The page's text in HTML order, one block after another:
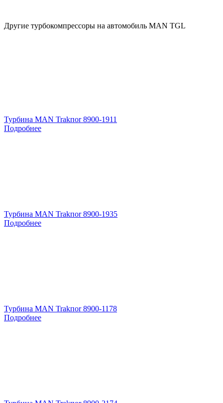
Другие турбокомпрессоры на автомобиль MAN TGL
Турбина MAN Trakпоr 8900-1911
Подробнее
Турбина MAN Trakпоr 8900-1935
Подробнее
Турбина MAN Trakпоr 8900-1178
Подробнее